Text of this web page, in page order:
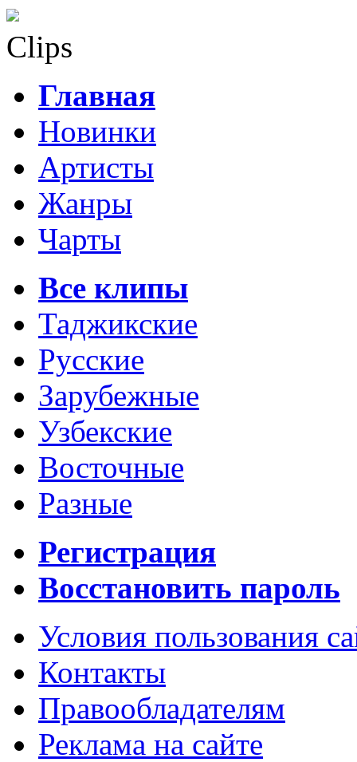
Clips
Главная
Новинки
Артисты
Жанры
Чарты
Все клипы
Таджикские
Русские
Зарубежные
Узбекские
Восточные
Разные
Регистрация
Восстановить пароль
Условия пользования
Контакты
Правообладателям
Реклама на сайте